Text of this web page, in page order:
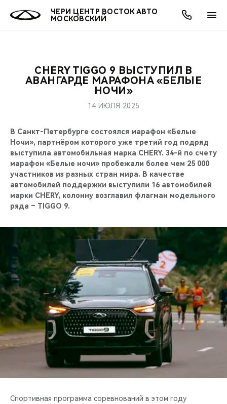
ЧЕРИ ЦЕНТР ВОСТОК АВТО
МОСКОВСКИЙ
МОДЕЛИ
КРОССОВЕРЫ
СЕДАНЫ
НОВИНКИ
ПОКУПАТЕЛЯМ
ВЛАДЕЛЬЦАМ
ПОДДЕРЖКА
CHERY CONNECT
МИР CHERY
CHERY В СОЦСЕТЯХ
ЛЮДИ CHERY
БЛАГОТВОРИТЕЛЬНОСТЬ
CHERY REMOTE
CHERY И СПОРТ
НАШИ МЕРОПРИЯТИЯ
ВИДЕООБЗОРЫ
CHERY ДЛЯ ДЕТЕЙ
АКЦИИ
ОНЛАЙН СЕРВИСЫ
О КОМПАНИИ
CHERY TIGGO 9 ВЫСТУПИЛ В
АВАНГАРДЕ МАРАФОНА «БЕЛЫЕ
НОЧИ»
14 ИЮЛЯ 2025
В Санкт-Петербурге состоялся марафон «Белые
Ночи», партнёром которого уже третий год подряд
выступила автомобильная марка CHERY. 34-й по счету
марафон «Белые ночи» пробежали более чем 25 000
участников из разных стран мира. В качестве
автомобилей поддержки выступили 16 автомобилей
марки CHERY, колонну возглавил флагман модельного
ряда – TIGGO 9.
Спортивная программа соревнований в этом году